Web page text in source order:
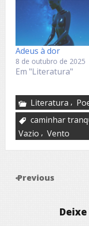
Adeus à dor
8 de outubro de 2025
Em "Literatura"
Literatura ,
caminhar
Vazio , Vento
Previous